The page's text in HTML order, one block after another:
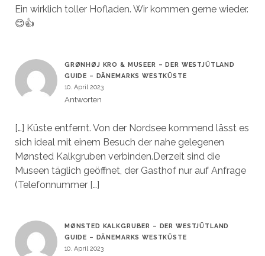
Ein wirklich toller Hofladen. Wir kommen gerne wieder.
😊👍
GRØNHØJ KRO & MUSEER – DER WESTJÜTLAND
GUIDE – DÄNEMARKS WESTKÜSTE
10. April 2023
Antworten
[…] Küste entfernt. Von der Nordsee kommend lässt es
sich ideal mit einem Besuch der nahe gelegenen
Mønsted Kalkgruben verbinden.Derzeit sind die
Museen täglich geöffnet, der Gasthof nur auf Anfrage
(Telefonnummer […]
MØNSTED KALKGRUBER – DER WESTJÜTLAND
GUIDE – DÄNEMARKS WESTKÜSTE
10. April 2023